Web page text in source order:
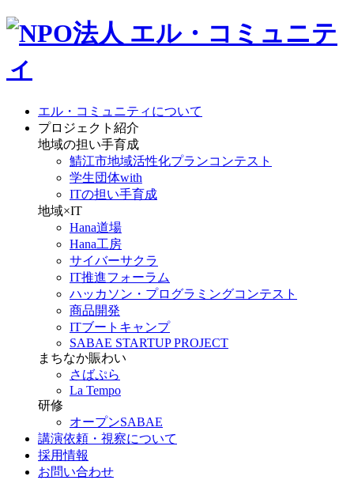
エル・コミュニティについて
プロジェクト紹介
地域の担い手育成
鯖江市地域活性化プランコンテスト
学生団体with
ITの担い手育成
地域×IT
Hana道場
Hana工房
サイバーサクラ
IT推進フォーラム
ハッカソン・プログラミングコンテスト
商品開発
ITブートキャンプ
SABAE STARTUP PROJECT
まちなか賑わい
さばぷら
La Tempo
研修
オープンSABAE
講演依頼・視察について
採用情報
お問い合わせ